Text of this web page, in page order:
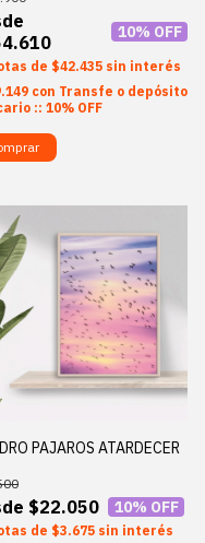
10% OFF
$42.435 sin interés
con Transfe o depósito
:: 10% OFF
PAJAROS ATARDECER
$22.050 10% OFF
$3.675 sin interés